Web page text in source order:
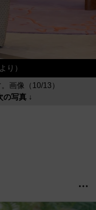
り）
画像（10/13）
の写真 ↓